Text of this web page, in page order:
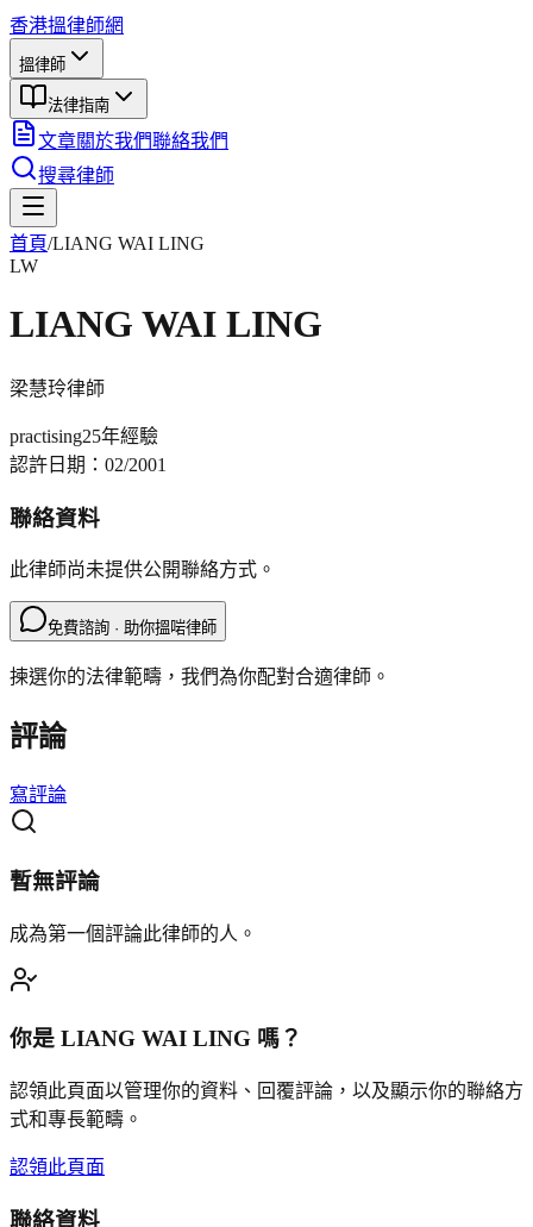
香港搵律師網
搵律師
法律指南
文章關於我們聯絡我們
搜尋律師
首頁/LIANG WAI LING
LW
LIANG WAI LING
梁慧玲律師
practising25年經驗
認許日期： 02/2001
聯絡資料
此律師尚未提供公開聯絡方式。
免費諮詢 · 助你搵啱律師
揀選你的法律範疇，我們為你配對合適律師。
評論
寫評論
暫無評論
成為第一個評論此律師的人。
你是 LIANG WAI LING 嗎？
認領此頁面以管理你的資料、回覆評論，以及顯示你的聯絡方
式和專長範疇。
認領此頁面
聯絡資料